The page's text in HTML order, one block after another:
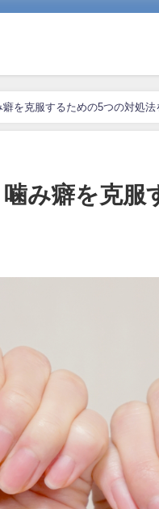
を克服するための5つの対処法
み癖を克服